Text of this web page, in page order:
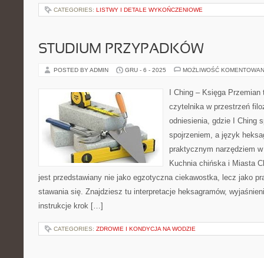
CATEGORIES: LISTWY I DETALE WYKOŃCZENIOWE
STUDIUM PRZYPADKÓW
POSTED BY ADMIN GRU - 6 - 2025 MOŻLIWOŚĆ
I Ching – Księga
czytelnika w przestrzeń
odniesienia, gdzie I Ching
spojrzeniem, a język
praktycznym narzędziem
Kuchnia chińska i Miasta
jest przedstawiany nie jako egzotyczna ciekawostka, lecz jako
stawania się. Znajdziesz tu interpretacje heksagramów,
instrukcje krok […]
CATEGORIES: ZDROWIE I KONDYCJA NA WODZIE